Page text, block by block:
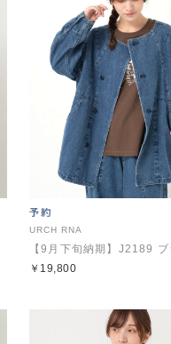
URCH RNA
￥19,800